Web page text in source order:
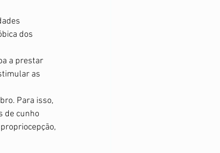
dos
a prestar
as
Para isso,
de cunho